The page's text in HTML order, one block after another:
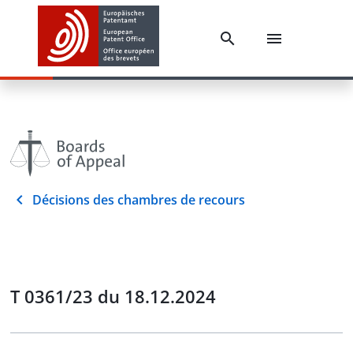
Décisions des chambres de recours
T 0361/23 du 18.12.2024